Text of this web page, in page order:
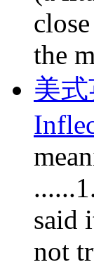
the
美
said
not